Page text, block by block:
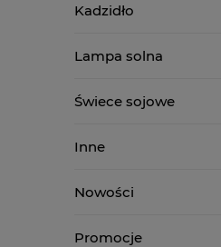
Kadzidło
Lampa solna
Świece sojowe
Inne
Nowości
Promocje